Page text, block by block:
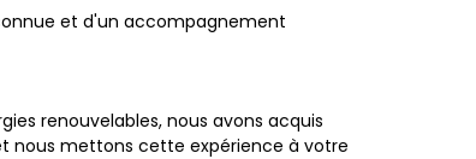
et d'un accompagnement
renouvelables, nous avons acquis
nous mettons cette expérience à votre